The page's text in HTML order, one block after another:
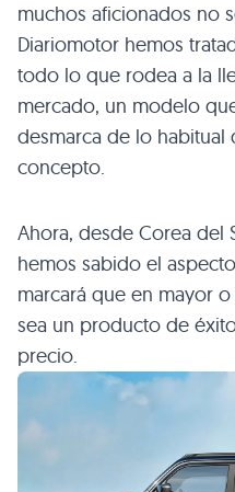
muchos aficionados no
Diariomotor hemos
todo lo que rodea a la
mercado, un modelo
desmarca de lo
concepto.
Ahora, desde Corea del
hemos sabido el
marcará que en mayor
sea un producto de
precio.